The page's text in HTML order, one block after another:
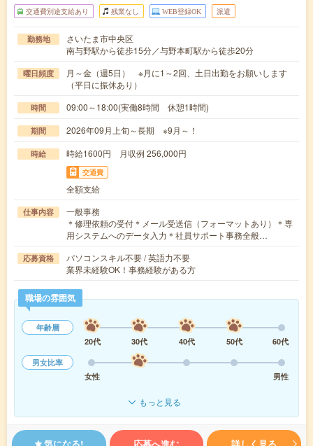
交通費別途支給あり 残業なし WEB登録OK 派遣
勤務地
さいたま市中央区
南与野駅から徒歩15分／与野本町駅から徒歩20分
曜日頻度
月～金（週5日） ※月に1～2回、土日出勤をお願いします
（平日に振休あり）
時間 09:00～18:00(実働8時間 休憩1時間)
期間 2026年09月上旬～長期 ※9月～！
時給 時給1600円 月収例 256,000円
交通費
全額支給
仕事内容
一般事務
＊修理依頼の受付＊メール受送信（フォーマットあり）＊専
用システムへのデータ入力＊社員サポート事務全般…
応募資格
パソコンスキル不要 / 英語力不要
業界未経験OK！事務経験がある方
職場の雰囲気
年齢層
20代
30代 40代 50代
60代
男女比率
女性
男性
もっと見る